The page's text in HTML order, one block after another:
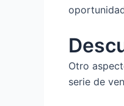
Otro
serie de